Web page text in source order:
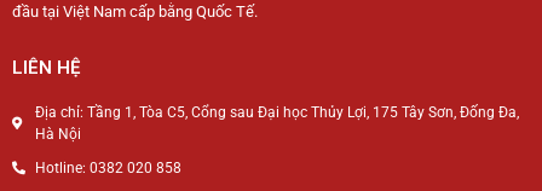
đầu tại Việt Nam cấp bằng Quốc Tế.
LIÊN HỆ
Địa chỉ: Tầng 1, Tòa C5, Cổng sau Đại học Thủy Lợi, 175 Tây Sơn, Đống Đa,
Hà Nội
Hotline: 0382 020 858